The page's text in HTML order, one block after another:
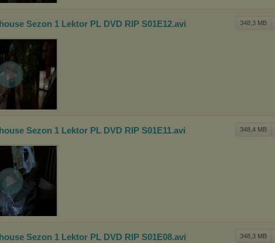
348,3 MB
Sezon 1 Lektor PL DVD RIP S01E12.avi
348,4 MB
Sezon 1 Lektor PL DVD RIP S01E11.avi
348,3 MB
Sezon 1 Lektor PL DVD RIP S01E08.avi